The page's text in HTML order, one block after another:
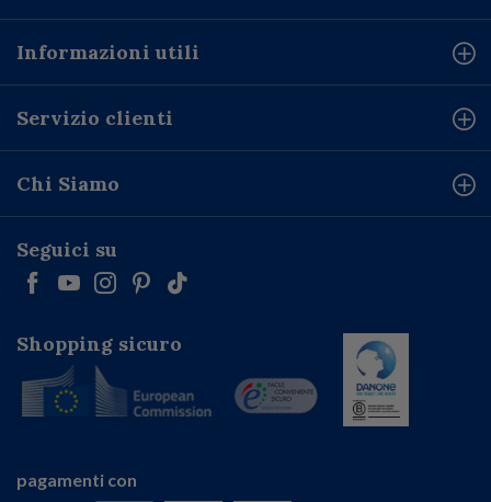
Informazioni utili
Servizio clienti
Chi Siamo
Seguici su
Shopping sicuro
pagamenti con